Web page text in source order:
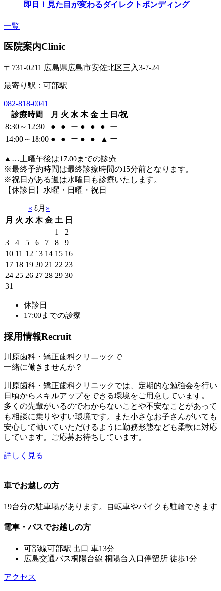
即日！見た目が変わるダイレクトボンディング
一覧
医院案内Clinic
〒731-0211 広島県広島市安佐北区三入3-7-24
最寄り駅：可部駅
082-818-0041
診療時間
月 火 水 木 金 土 日/祝
8:30～12:30
● ● ー ● ● ●
ー
14:00～18:00 ● ● ー ● ● ▲ ー
▲…土曜午後は17:00までの診療
※最終予約時間は最終診療時間の15分前となります。
※祝日がある週は水曜日も診療いたします。
【休診日】水曜・日曜・祝日
« 8月 »
月 火 水 木 金 土 日
1
2
3
4 5 6 7 8
9
10 11 12 13 14 15 16
17 18 19 20 21 22 23
24 25 26 27 28 29 30
31
休診日
17:00までの診療
採用情報Recruit
川原歯科・矯正歯科クリニックで
一緒に働きませんか？
川原歯科・矯正歯科クリニックでは、定期的な勉強会を行い
日頃からスキルアップをできる環境をご用意しています。
多くの先輩がいるのでわからないことや不安なことがあって
も相談に乗りやすい環境です。また小さなお子さんがいても
安心して働いていただけるように勤務形態なども柔軟に対応
しています。ご応募お待ちしています。
詳しく見る
車でお越しの方
19台分の駐車場があります。自転車やバイクも駐輪できます
電車・バスでお越しの方
可部線可部駅 出口 車13分
広島交通バス桐陽台線 桐陽台入口停留所 徒歩1分
アクセス